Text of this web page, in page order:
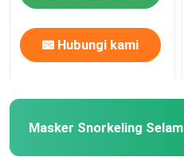
Hubungi kami
Masker Snorkeling Selam